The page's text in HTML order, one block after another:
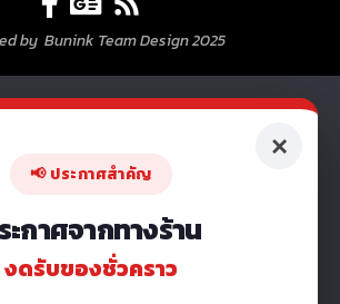
by Bunink Team Design 2025
×
📢 ประกาศสำคัญ
ะกาศจากทางร้าน
งดรับของชั่วคราว